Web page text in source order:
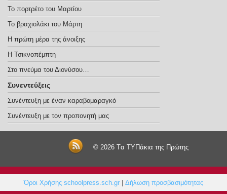
Το πορτρέτο του Μαρτίου
Το βραχιολάκι του Μάρτη
Η πρώτη μέρα της άνοιξης
Η Τσικνοπέμπτη
Στο πνεύμα του Διονύσου…
Συνεντεύξεις
Συνέντευξη με έναν καραβομαραγκό
Συνέντευξη με τον προπονητή μας
© 2026Tα ΤΥΠάκια της Πρώτης
Όροι Χρήσης schoolpress.sch.gr Δήλωση προσβασιμότητας